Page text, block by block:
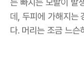
는 빠지는 모발이 발
데, 두피에 가해지는
다. 머리는 조금 느슨